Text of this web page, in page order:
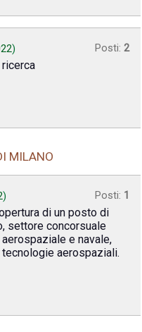
) Posti: 2
MILANO
) Posti: 1
di un posto di
settore concorsuale
e navale,
aerospaziali.